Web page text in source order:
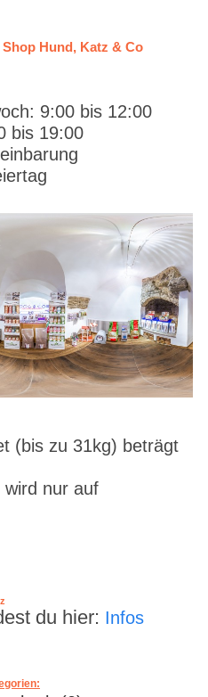
Hund, Katz & Co
9:00 bis 12:00
bis 19:00
(bis zu 31kg) beträgt
wird nur auf
du hier: Infos